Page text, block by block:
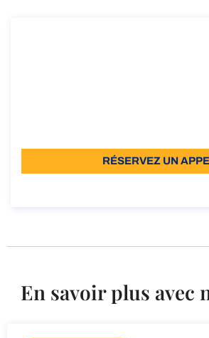
RÉSERVEZ UN
En savoir plus avec